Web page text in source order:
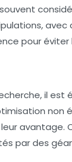
souvent
avec
pour éviter
il
non
avantage.
par des